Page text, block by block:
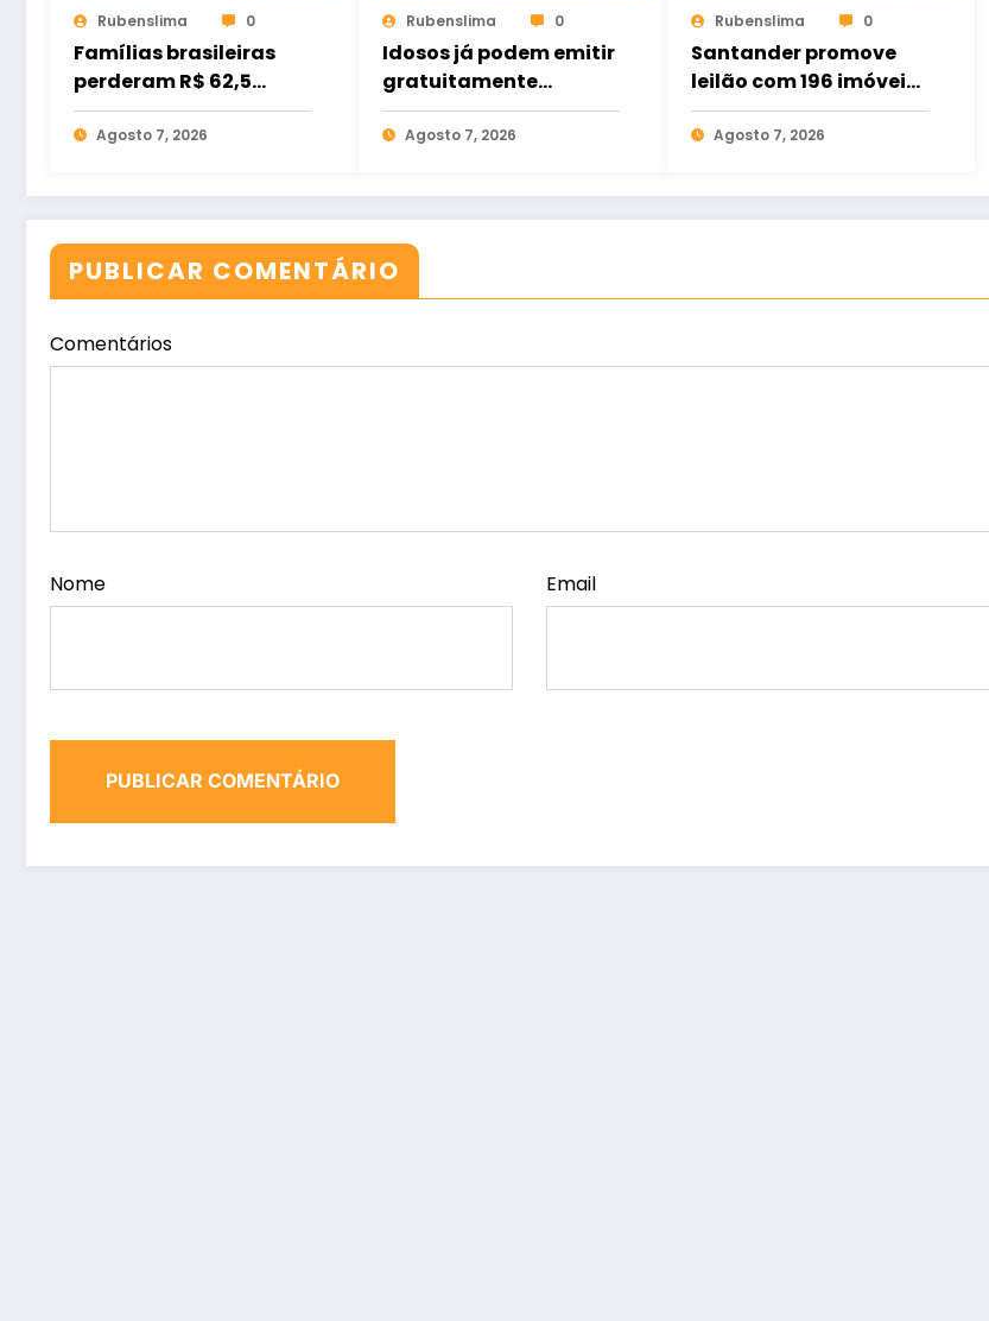
Rubenslima 0
Famílias brasileiras
perderam R$ 62,5
bilhões para bets em
2025Agosto 7, 2026
Rubenslima 0
Idosos já podem emitir
gratuitamente
credencial digital de
estacionamento
Agosto 7, 2026
Rubenslima 0
Santander promove
leilão com 196 imóveis;
há ofertas no Ceará
Agosto 7, 2026
PUBLICAR COMENTÁRIO
Comentários
Nome Email